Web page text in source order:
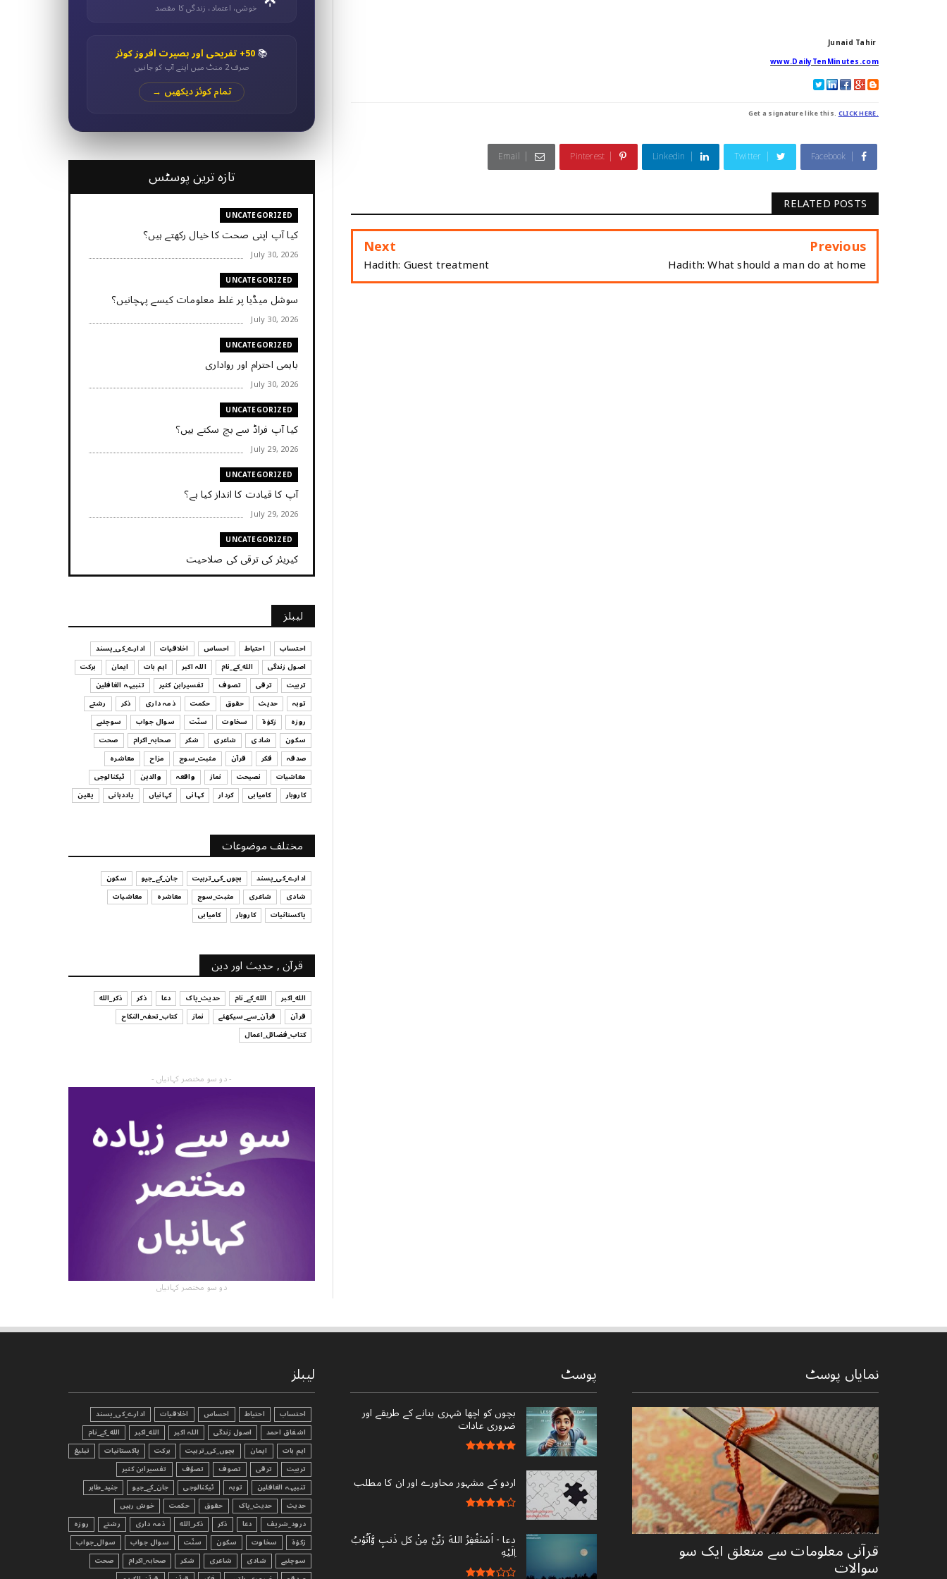
Junaid Tahir
www.DailyTenMinutes.com
Get a signature like this.CLICK HERE.
Facebook
Twitter
Linkedin
Pinterest
Email
RELATED POSTS
Previous
Hadith: What should a man do at home
Next
Hadith: Guest treatment
خوشی، اعتماد، زندگی کا مقصد
📚50+ تفریحی اور بصیرت افروز کوئز
صرف 2 منٹ میں اپنے آپ کو جانیں
تمام کوئز دیکھیں →
تازہ ترین پوسٹس
UNCATEGORIZED
کیا آپ اپنی صحت کا خیال رکھتے ہیں؟
July 30, 2026
UNCATEGORIZED
سوشل میڈیا پر غلط معلومات کیسے پہچانیں؟
July 30, 2026
UNCATEGORIZED
باہمی احترام اور رواداری
July 30, 2026
UNCATEGORIZED
کیا آپ فراڈ سے بچ سکتے ہیں؟
July 29, 2026
UNCATEGORIZED
آپ کا قیادت کا انداز کیا ہے؟
July 29, 2026
UNCATEGORIZED
کیریئر کی ترقی کی صلاحیت
July 29, 2026
UNCATEGORIZED
کیا آپ اپنے باس کو مؤثر طریقے سے منظم کر رہے
ہیں
July 29, 2026
UNCATEGORIZED
اس وقت آپ کا موڈ کیسا ہے؟
July 29, 2026
UNCATEGORIZED
قرض لینے اور دینے میں ہوشیاری
July 29, 2026
آپ کا فیصلہ کرنے کا انداز
July 29, 2026
لیبلز
احتساب احتیاط احساس اخلاقیات
ادارے_کی_پسند
اصول زندگی
الله_کے_نام اللہ اکبر اہم بات ایمان
برکت
تربیت
ترقی تصوف تفسیرابن کثیر
تنبیہہ الغافلین
توبہ
حدیث حقوق حکمت ذمہ داری ذکر
رشتے
روزہ
زکوٰۃ سخاوت سنّت سوال جواب
سوچئیے
سکون
شادی شاعری شکر صحابہ_اکرام
صحت
صدقہ
فکر قرآن مثبت_سوچ مزاح
معاشرہ
معاشیات
نصیحت نماز واقعہ والدین
ٹیکنالوجی
کاروبار
کامیابی کردار کہانی کہانیاں یاددہانی یقین
مختلف موضوعات
ادارے_کی_پسند بچوں_کی_تربیت جان_کے_جیو
سکون
شادی
شاعری مثبت_سوچ معاشرہ
معاشیات
پاکستانیات
کاروبار کامیابی
قرآن , حدیث اور دین
الله_اکبر الله_کے_نام حدیث_پاک دعا ذکر
ذکر_الله
قرآن
قرآن_سے_سیکھئے نماز
کتاب_تحفہ_النکاح
کتاب_فضائل_اعمال
- دو سو مختصر کہانیاں -
دو سو مختصر کہانیاں
نمایاں پوسٹ
قرآنی ‏معلومات ‏سے ‏متعلق ‏ایک ‏سو
‏سوالات ‏
پوسٹ
بچوں کو اچھا شہری بنانے کے طریقے اور
ضروری عادات
اردو کے مشہور محاورے اور ان کا مطلب
دعا - ‎اَسْتَغْفِرُ اللهَ رَبِّىْ مِنْ کل ذَنبٍ وَّاَتُوْبُ
اِلَيْهِ
لیبلز
احتساب احتیاط احساس اخلاقیات
ادارے_کی_پسند
اشفاق احمد
اصول زندگی اللہ اکبر الله_اکبر
الله_کے_نام
اہم بات
ایمان بچوں_کی_تربیت برکت پاکستانیات
تبليغ
تربیت
ترقی تصوف تصوّف
تفسیرابن کثیر
تنبیہہ الغافلین
توبہ ٹیکنالوجی جان_کے_جیو
جنید_طاہر
حدیث
حدیث_پاک حقوق حکمت
خوش رہیں
درود_شریف
دعا ذکر ذکر_الله ذمہ داری رشتے
روزہ
زکوٰۃ
سخاوت سکون سنّت سوال جواب
سوال_جواب
سوچئیے
شادی شاعری شکر صحابہ_اکرام
صحت